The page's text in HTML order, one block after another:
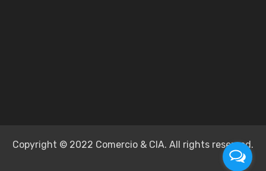
Copyright © 2022 Comercio & CIA. All rights reserved.